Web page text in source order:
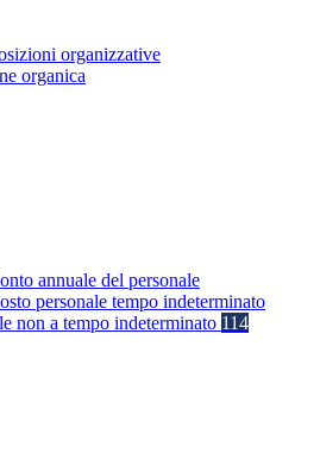
organizzative
organica
annuale del personale
personale tempo indeterminato
non a tempo indeterminato 114